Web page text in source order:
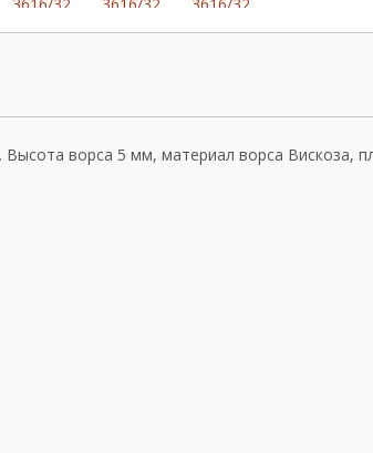
ворса 5 мм, материал ворса Вискоза,